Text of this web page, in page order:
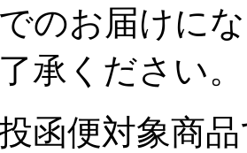
のお届けに
承ください。
函便対象商品